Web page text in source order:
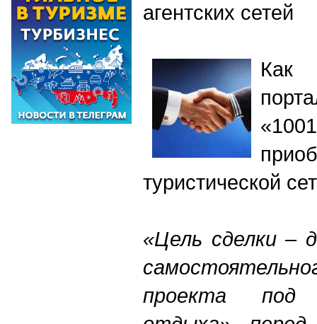
агентских сетей
Как
туристической
«Цель сделки –
проекта под